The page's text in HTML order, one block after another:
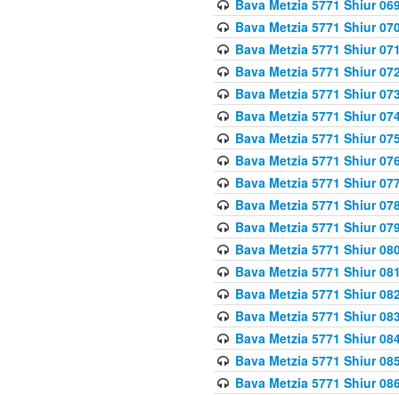
Bava Metzia 5771 Shiur
Bava Metzia 5771 Shiur
Bava Metzia 5771 Shiur
Bava Metzia 5771 Shiur
Bava Metzia 5771 Shiur
Bava Metzia 5771 Shiur
Bava Metzia 5771 Shiur
Bava Metzia 5771 Shiur
Bava Metzia 5771 Shiur
Bava Metzia 5771 Shiur
Bava Metzia 5771 Shiur
Bava Metzia 5771 Shiur
Bava Metzia 5771 Shiur
Bava Metzia 5771 Shiur
Bava Metzia 5771 Shiur
Bava Metzia 5771 Shiur
Bava Metzia 5771 Shiur
Bava Metzia 5771 Shiur